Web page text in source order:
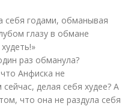
себя годами, обманывая
глазу в обмане
раз обманула?
Анфиска не
делая себя худее? А
что она не раздула себя